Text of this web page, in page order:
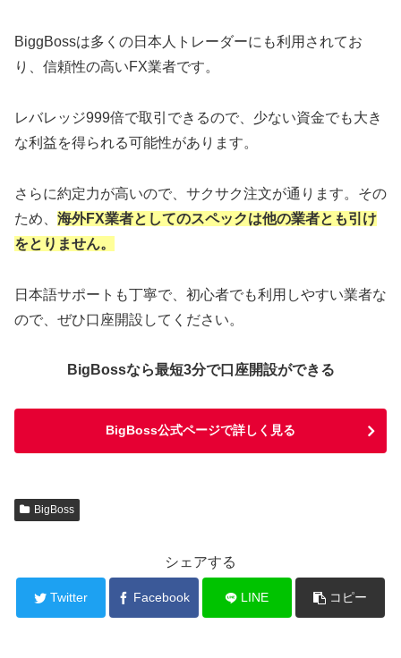
BiggBossは多くの日本人トレーダーにも利用されてお
り、信頼性の高いFX業者です。
レバレッジ999倍で取引できるので、少ない資金でも大き
な利益を得られる可能性があります。
さらに約定力が高いので、サクサク注文が通ります。その
ため、 海外FX業者としてのスペックは他の業者とも引け
をとりません。
日本語サポートも丁寧で、初心者でも利用しやすい業者な
ので、ぜひ口座開設してください。
BigBossなら最短3分で口座開設ができる
BigBoss公式ページで詳しく見る
BigBoss
シェアする
Twitter Facebook LINE コピー